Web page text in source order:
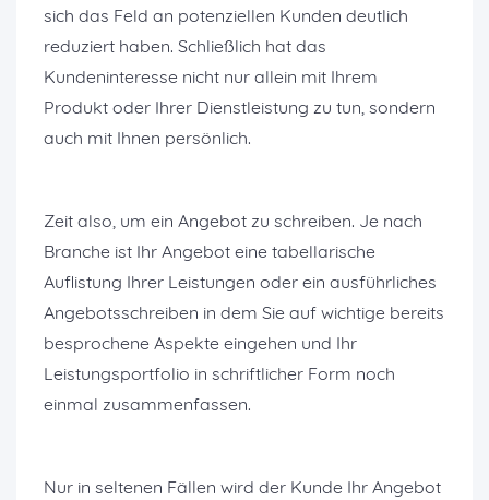
sich das Feld an potenziellen Kunden deutlich
reduziert haben. Schließlich hat das
Kundeninteresse nicht nur allein mit Ihrem
Produkt oder Ihrer Dienstleistung zu tun, sondern
auch mit Ihnen persönlich.
Zeit also, um ein Angebot zu schreiben. Je nach
Branche ist Ihr Angebot eine tabellarische
Auflistung Ihrer Leistungen oder ein ausführliches
Angebotsschreiben in dem Sie auf wichtige bereits
besprochene Aspekte eingehen und Ihr
Leistungsportfolio in schriftlicher Form noch
einmal zusammenfassen.
Nur in seltenen Fällen wird der Kunde Ihr Angebot